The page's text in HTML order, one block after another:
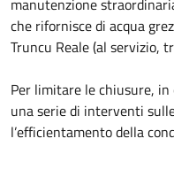
manutenzione
che rifornisce di acqua
Truncu Reale (al servizio,
Per limitare le chiusure, in
una serie di interventi
l’efficientamento della